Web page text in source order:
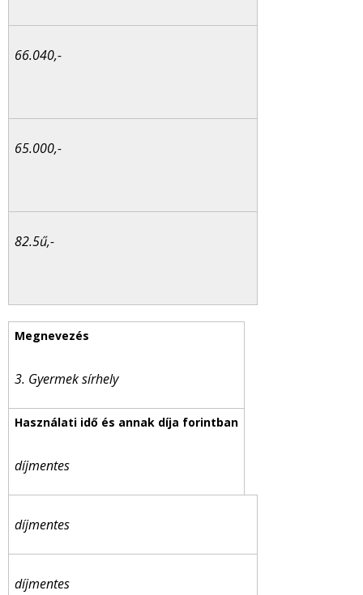
66.040,-
65.000,-
82.5ű,-
3. Gyermek sírhely
díjmentes
díjmentes
díjmentes